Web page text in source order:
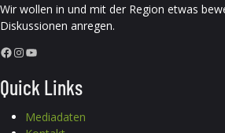
Wir wollen in und mit der Region etwas
Diskussionen anregen.
Facebook InstagramYouTube
Quick Links
Mediadaten